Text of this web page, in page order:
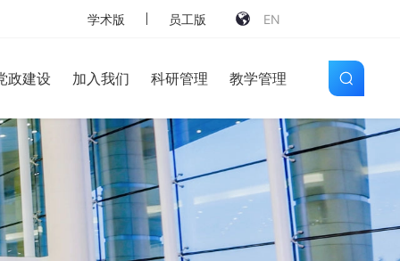
学术版 员工版 EN
政建设 加入我们 科研管理 教学管理